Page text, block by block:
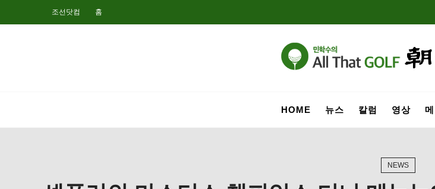
조선닷컴 홈
HOME 뉴스 칼럼 영상
NEWS